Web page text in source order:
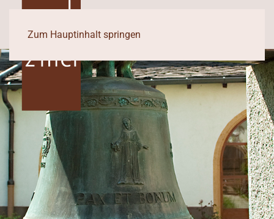
Zum Hauptinhalt springen